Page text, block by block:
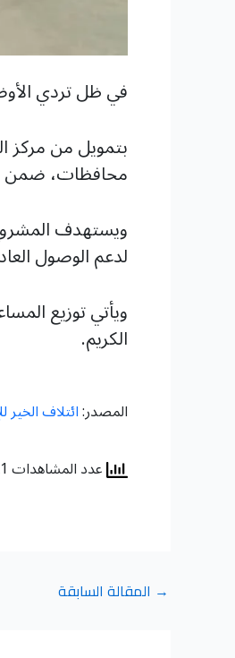
في ظل تردي
محافظات، ضمن
لدعم الوصول
ويأتي توزيع
الكريم.
المصدر:ائتلاف الخير
عدد المشاهدات 21
→ المقالة السابقة